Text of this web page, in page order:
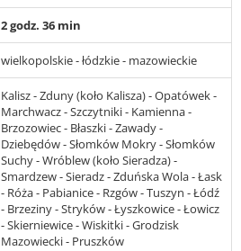
2 godz. 36 min
wielkopolskie - łódzkie - mazowieckie
Kalisz - Zduny (koło Kalisza) - Opatówek -
Marchwacz - Szczytniki - Kamienna -
Brzozowiec - Błaszki - Zawady -
Dziebędów - Słomków Mokry - Słomków
Suchy - Wróblew (koło Sieradza) -
Smardzew - Sieradz - Zduńska Wola - Łask
- Róża - Pabianice - Rzgów - Tuszyn - Łódź
- Brzeziny - Stryków - Łyszkowice - Łowicz
- Skierniewice - Wiskitki - Grodzisk
Mazowiecki - Pruszków